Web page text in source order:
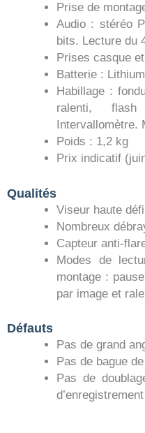
Prise de
Audio : stéréo
bits. Lecture du
Prises casque
Batterie :
Habillage :
ralenti, flash
Intervallomètre.
Poids : 1,2 kg
Prix indicatif
Qualités
Viseur haute
Nombreux
Capteur anti-
Modes de
montage :
par image et
Défauts
Pas de grand
Pas de bague
Pas de